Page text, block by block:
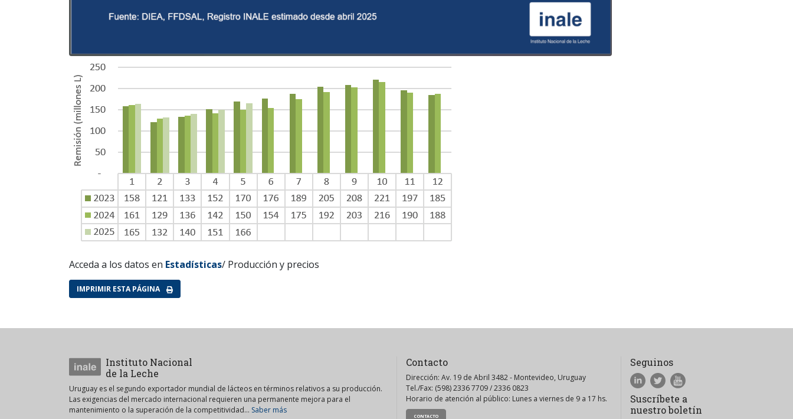
Acceda a los datos en Estadísticas/ Producción y precios
IMPRIMIR ESTA PÁGINA
Instituto Nacional
de la Leche
Uruguay es el segundo exportador mundial de lácteos en términos relativos a su producción.
Las exigencias del mercado internacional requieren una permanente mejora para el
mantenimiento o la superación de la competitividad... Saber más
Contacto
Dirección: Av. 19 de Abril 3482 - Montevideo, Uruguay
Tel./Fax: (598) 2336 7709 / 2336 0823
Horario de atención al público: Lunes a viernes de 9 a 17 hs.
CONTACTO
Seguinos
Suscríbete a
nuestro boletín